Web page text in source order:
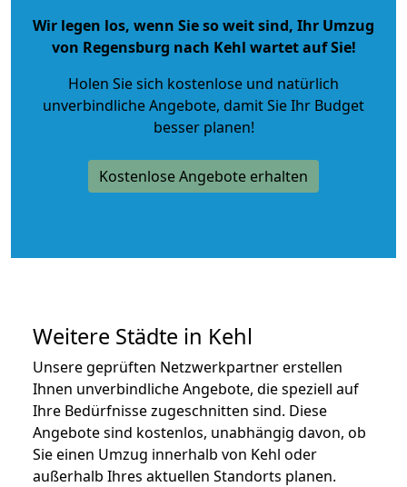
Wir legen los, wenn Sie so weit sind, Ihr Umzug
von Regensburg nach Kehl wartet auf Sie!
Holen Sie sich kostenlose und natürlich
unverbindliche Angebote, damit Sie Ihr Budget
besser planen!
Kostenlose Angebote erhalten
Weitere Städte in Kehl
Unsere geprüften Netzwerkpartner erstellen
Ihnen unverbindliche Angebote, die speziell auf
Ihre Bedürfnisse zugeschnitten sind. Diese
Angebote sind kostenlos, unabhängig davon, ob
Sie einen Umzug innerhalb von Kehl oder
außerhalb Ihres aktuellen Standorts planen.